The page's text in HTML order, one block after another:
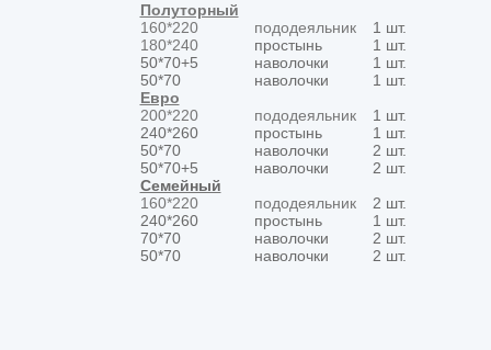
Полуторный
160*220
пододеяльник
1 шт.
180*240
простынь
1 шт.
50*70+5
наволочки
1 шт.
50*70
наволочки
1 шт.
Евро
200*220
пододеяльник
1 шт.
240*260
простынь
1 шт.
50*70
наволочки
2 шт.
50*70+5
наволочки
2 шт.
Семейный
160*220
пододеяльник
2 шт.
240*260
простынь
1 шт.
70*70
наволочки
2 шт.
50*70
наволочки 2 шт.